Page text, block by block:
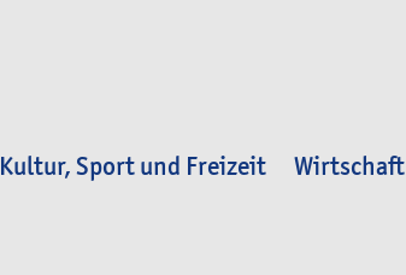
Kultur, Sport und Freizeit Wirtschaft